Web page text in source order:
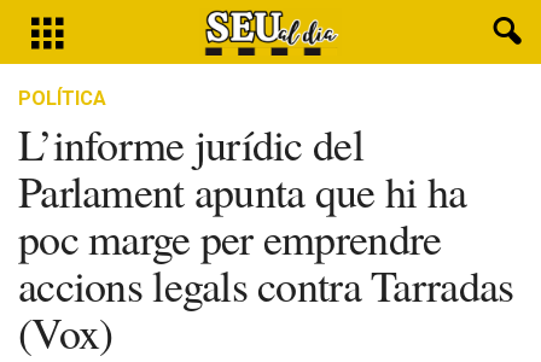
POLÍTICA
L’informe jurídic del
Parlament apunta que hi ha
poc marge per emprendre
accions legals contra Tarradas
(Vox)